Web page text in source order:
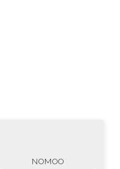
NOMOO